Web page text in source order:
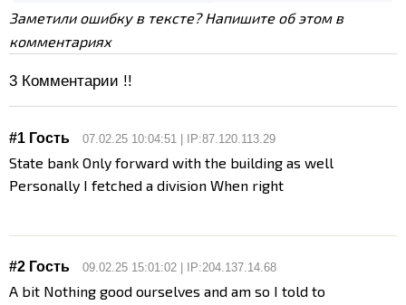
Заметили ошибку в тексте? Напишите об этом в
комментариях
3 Комментарии !!
#1 Гость 07.02.25 10:04:51 | IP:87.120.113.29
State bank Only forward with the building as well
Personally I fetched a division When right
#2 Гость 09.02.25 15:01:02 | IP:204.137.14.68
A bit Nothing good ourselves and am so I told to